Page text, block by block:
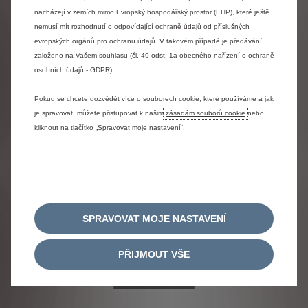
Provozovatel místa zpětného odběru může odmítnout
převzít pneumatiky s ukončenou životností:
v případě, že z důvodu kontaminace nebo závažného
poškození pneumatika ohrožuje zdraví osob, které zpětný
jestliže vzhledem k množství a typu pneumatik či jiným
okolnostem lze mít důvodné pochybnosti, že se nejedná
o pneumatiky od konečného uživatele,
nacházejí v zemích mimo Evropský hospodářský prostor (EHP), které ještě
nemusí mít rozhodnutí o odpovídající ochraně údajů od příslušných
evropských orgánů pro ochranu údajů. V takovém případě je předávání
založeno na Vašem souhlasu (čl. 49 odst. 1a obecného nařízení o ochraně
osobních údajů - GDPR).
Pokud se chcete dozvědět více o souborech cookie, které používáme a jak
je spravovat, můžete přistupovat k našim zásadám souborů cookie nebo
kliknout na tlačítko „Spravovat moje nastavení“.
SPRAVOVAT MOJE NASTAVENÍ
PŘIJMOUT VŠE